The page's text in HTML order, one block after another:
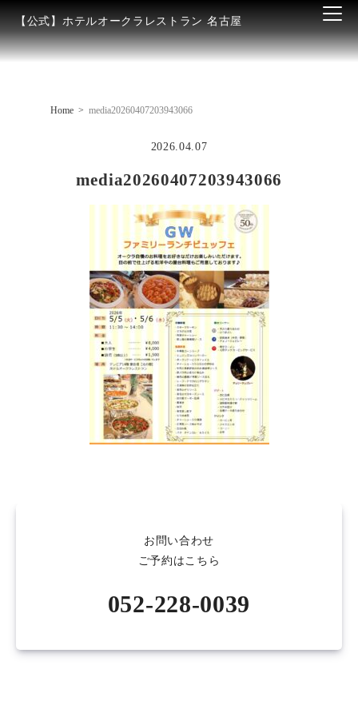
【公式】ホテルオークラレストラン 名古屋
Home media20260407203943066
2026.04.07
media20260407203943066
お問い合わせ
ご予約はこちら
052-228-0039